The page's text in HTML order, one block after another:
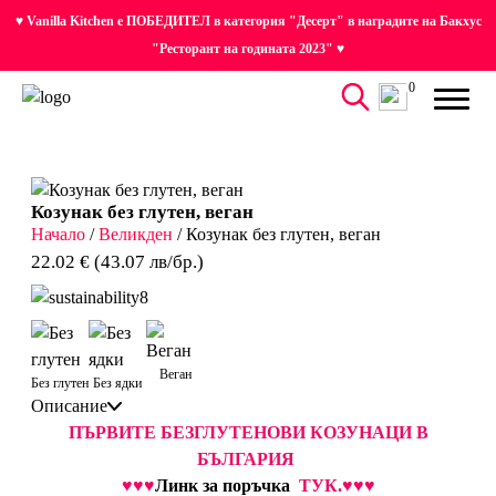
♥ Vanilla Kitchen е ПОБЕДИТЕЛ в категория "Десерт" в наградите на Бакхус
"Ресторант на годината 2023" ♥
0
Козунак без глутен, веган
Начало /Великден / Козунак без глутен, веган
22.02 € (43.07 лв/бр.)
8
Без глутен Без ядки
Веган
Описание
ПЪРВИТЕ БЕЗГЛУТЕНОВИ КОЗУНАЦИ В
БЪЛГАРИЯ
♥♥♥Линк за поръчка ТУК.♥♥♥